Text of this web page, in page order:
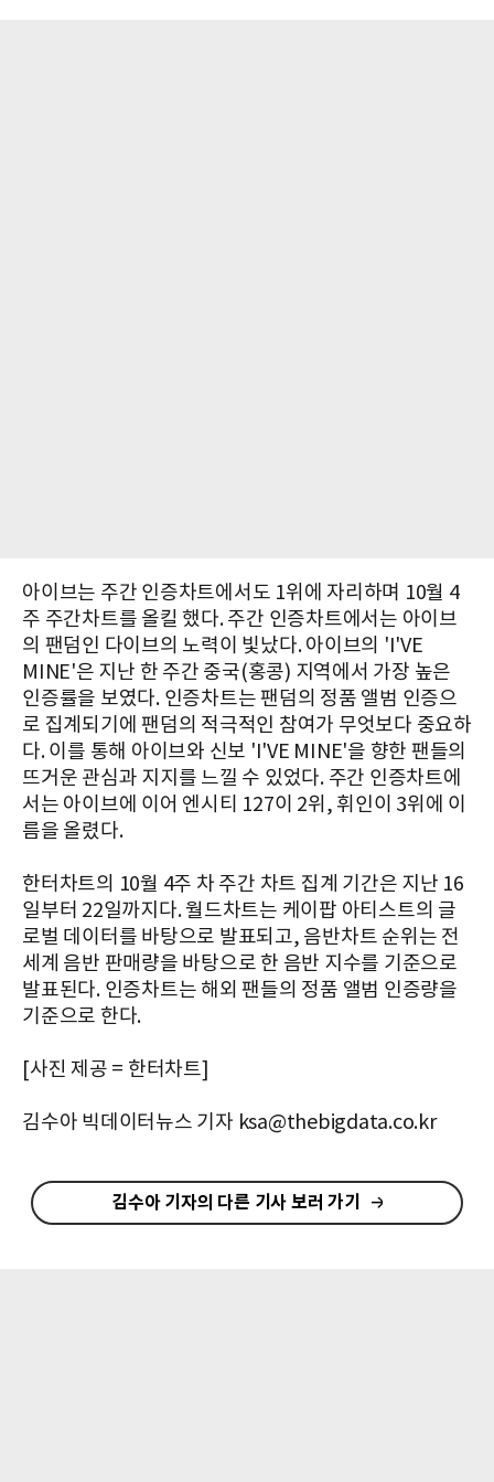
아이브는 주간 인증차트에서도 1위에 자리하며 10월 4
주 주간차트를 올킬 했다. 주간 인증차트에서는 아이브
의 팬덤인 다이브의 노력이 빛났다. 아이브의 'I'VE
MINE'은 지난 한 주간 중국(홍콩) 지역에서 가장 높은
인증률을 보였다. 인증차트는 팬덤의 정품 앨범 인증으
로 집계되기에 팬덤의 적극적인 참여가 무엇보다 중요하
다. 이를 통해 아이브와 신보 'I'VE MINE'을 향한 팬들의
뜨거운 관심과 지지를 느낄 수 있었다. 주간 인증차트에
서는 아이브에 이어 엔시티 127이 2위, 휘인이 3위에 이
름을 올렸다.
한터차트의 10월 4주 차 주간 차트 집계 기간은 지난 16
일부터 22일까지다. 월드차트는 케이팝 아티스트의 글
로벌 데이터를 바탕으로 발표되고, 음반차트 순위는 전
세계 음반 판매량을 바탕으로 한 음반 지수를 기준으로
발표된다. 인증차트는 해외 팬들의 정품 앨범 인증량을
기준으로 한다.
[사진 제공 = 한터차트]
김수아 빅데이터뉴스 기자 ksa@thebigdata.co.kr
김수아 기자의 다른 기사 보러 가기